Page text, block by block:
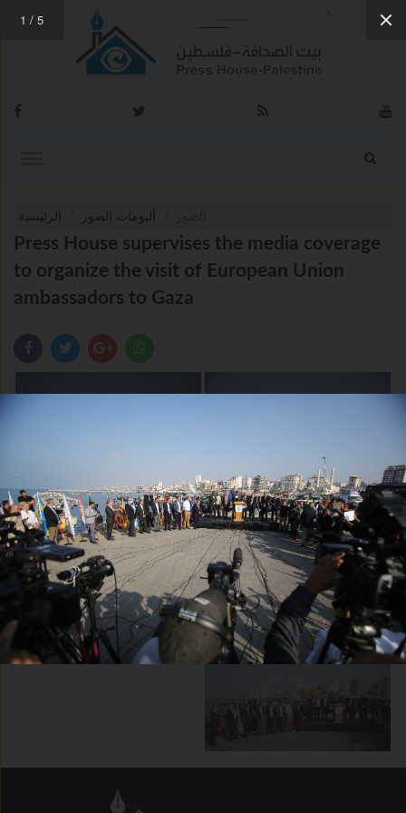
1 / 5
الرئيسية ألبومات الصور
Press House supervises the media coverage
to organize the visit of European Union
ambassadors to Gaza